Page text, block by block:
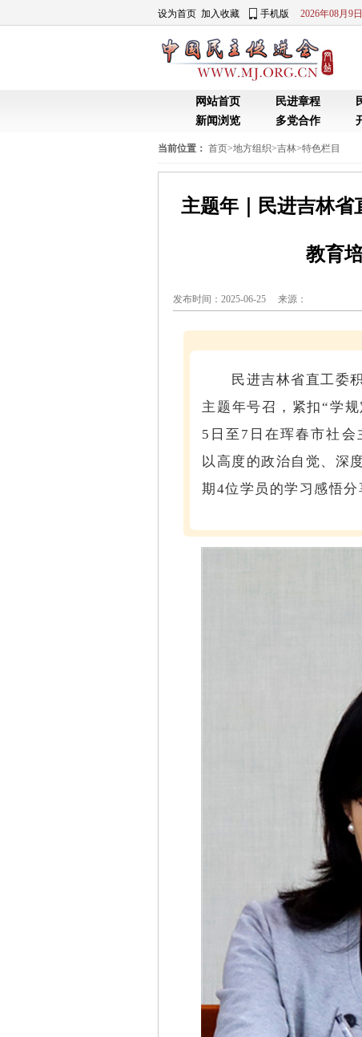
设为首页 加入收藏 手机版 2026年08月9
网站首页 民进章程
新闻浏览
多党合作
当前位置： 首页>地方组织>吉林>特色栏目
主题年｜民进吉林省
教育
发布时间：2025-06-25 来源：
民进吉林省直工委积
主题年号召，紧扣“学
5日至7日在珲春市社会
以高度的政治自觉、深
期4位学员的学习感悟分